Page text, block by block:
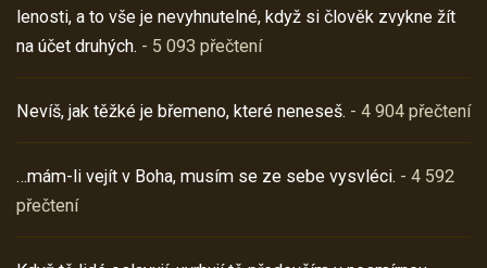
lenosti, a to vše je nevyhnutelné, když si člověk zvykne žít
na účet druhých. - 5 093 přečtení
Nevíš, jak těžké je břemeno, které neneseš. - 4 904 přečtení
…mám-li vejít v Boha, musím se ze sebe vysvléci. - 4 592
přečtení